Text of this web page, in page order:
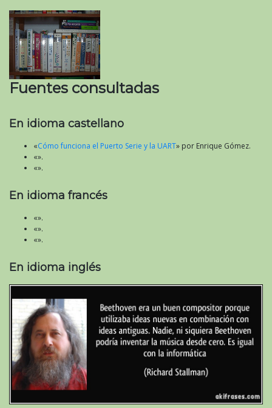
Fuentes consultadas
En idioma castellano
«Cómo funciona el Puerto Serie y la UART» por Enrique Gómez.
«».
«».
En idioma francés
«».
«».
«».
En idioma inglés